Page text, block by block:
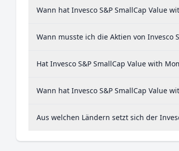
Wann hat Invesco S&P SmallCap Value
Wann musste ich die Aktien von Invesco
Hat Invesco S&P SmallCap Value with
Wann hat Invesco S&P SmallCap Value
Aus welchen Ländern setzt sich der